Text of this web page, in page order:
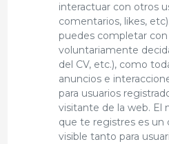
interactuar con otros
comentarios, likes,
puedes completar
voluntariamente
del CV, etc.), como
anuncios e
para usuarios
visitante de la web. El
que te registres es un
visible tanto para